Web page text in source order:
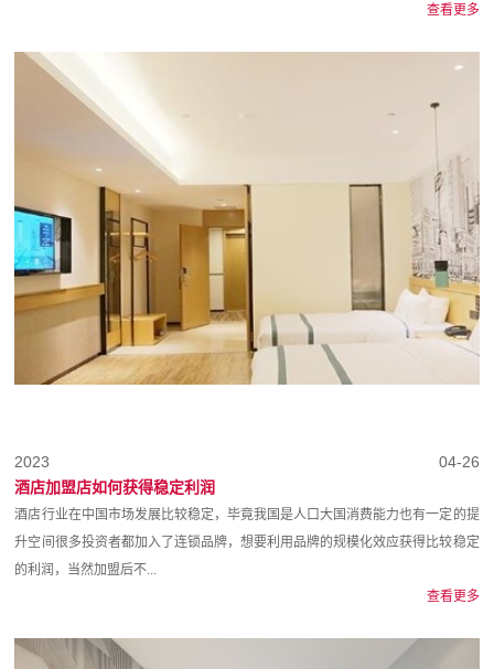
查看更多
04-26
2023
酒店加盟店如何获得稳定利润
酒店行业在中国市场发展比较稳定，毕竟我国是人口大国消费能力也有一定的提
升空间很多投资者都加入了连锁品牌，想要利用品牌的规模化效应获得比较稳定
的利润，当然加盟后不...
查看更多